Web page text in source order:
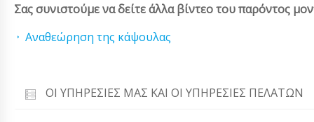
Σας συνιστούμε να δείτε άλλα βίντεο του παρόντος
Αναθεώρηση της κάψουλας
ΟΙ ΥΠΗΡΕΣΊΕΣ ΜΑΣ ΚΑΙ ΟΙ ΥΠΗΡΕΣΊΕΣ ΠΕΛΑΤΏΝ